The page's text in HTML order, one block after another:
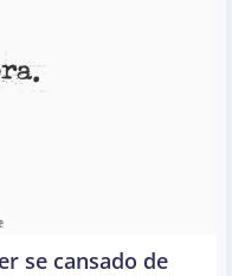
se cansado de